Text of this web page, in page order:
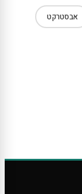
אבסטרקט